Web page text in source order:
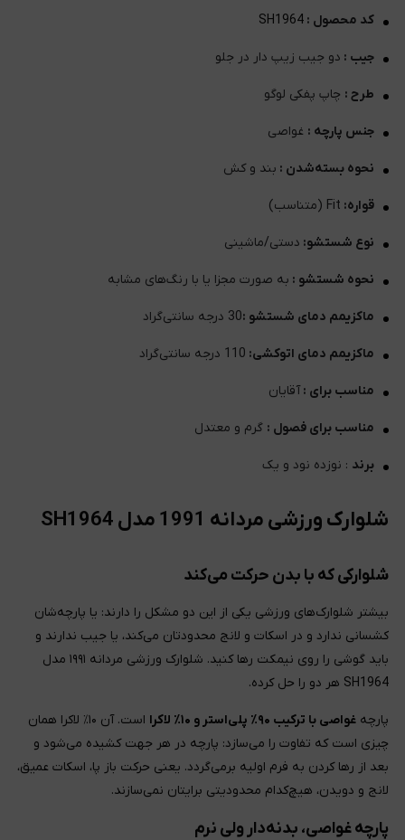
کد محصول : SH1964
جیب : دو جیب زیپ دار در جلو
طرح : چاپ پفکی لوگو
جنس پارچه : غواصی
نحوه بسته‌شدن : بند و کش
قواره: Fit (متناسب)
نوع شستشو: دستی/ماشینی
نحوه شستشو : به صورت مجزا یا با رنگ‌های مشابه
ماکزیمم دمای شستشو :30 درجه سانتی‌گراد
ماکزیمم دمای اتوکشی: 110 درجه سانتی‌گراد
مناسب برای :آقایان
مناسب برای فصول : گرم و معتدل
برند : نوزده نود و یک
شلوارک ورزشی مردانه 1991 مدل SH1964
شلوارکی که با بدن حرکت می‌کند
بیشتر شلوارک‌های ورزشی یکی از این دو مشکل را دارند: یا پارچه‌شان
کشسانی ندارد و در اسکات و لانج محدودتان می‌کند، یا جیب ندارند و
باید گوشی را روی نیمکت رها کنید. شلوارک ورزشی مردانه ۱۹۹۱ مدل
SH1964 هر دو را حل کرده.
پارچه غواصی با ترکیب ۹۰٪ پلی‌استر و ۱۰٪ لاکرا
است. آن ۱۰٪ لاکرا همان
چیزی است که تفاوت را می‌سازد: پارچه در هر جهت کشیده می‌شود و
بعد از رها کردن به فرم اولیه برمی‌گردد. یعنی حرکت باز پا، اسکات عمیق،
لانج و دویدن، هیچ‌کدام محدودیتی برایتان نمی‌سازند.
پارچه غواصی، بدنه‌دار ولی نرم